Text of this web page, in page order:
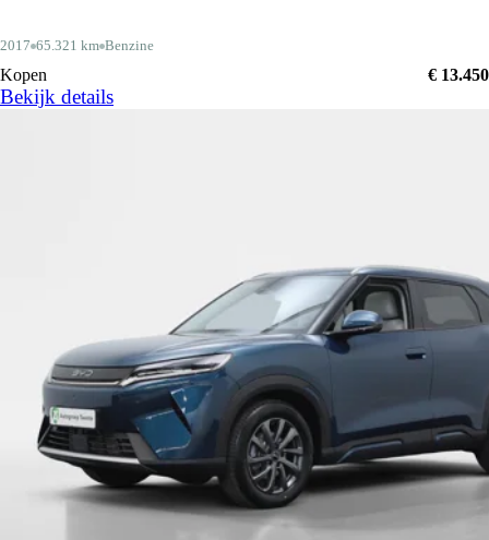
2017 65.321 km Benzine
Kopen € 13.450
Bekijk details